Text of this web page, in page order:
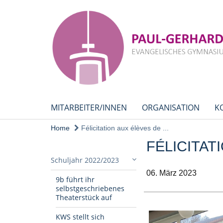
MITARBEITER/INNEN ORGANISATION
Home Félicitation aux élèves de ...
Schuljahr 2022/2023
9b führt ihr
selbstgeschriebenes
Theaterstück auf
KWS stellt sich
06. März 2023